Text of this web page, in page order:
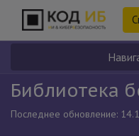
Библиотека
Последнее обновление: